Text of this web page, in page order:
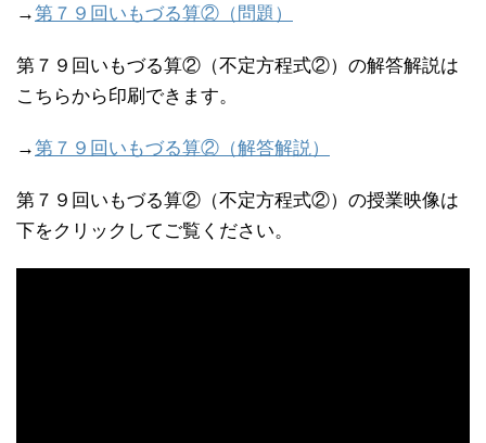
→第７９回いもづる算②（問題）
第７９回いもづる算②（不定方程式②）の解答解説は
こちらから印刷できます。
→第７９回いもづる算②（解答解説）
第７９回いもづる算②（不定方程式②）の授業映像は
下をクリックしてご覧ください。